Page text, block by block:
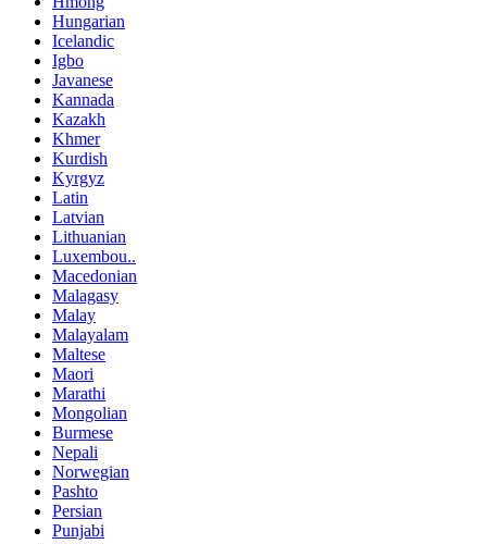
Hungarian
Icelandic
Igbo
Javanese
Kannada
Kazakh
Khmer
Kurdish
Kyrgyz
Latin
Latvian
Lithuanian
Luxembou..
Macedonian
Malagasy
Malay
Malayalam
Maltese
Maori
Marathi
Mongolian
Burmese
Nepali
Norwegian
Pashto
Persian
Punjabi